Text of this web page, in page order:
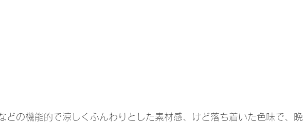
どの機能的で涼しくふんわりとした素材感、けど落ち着いた色味で、晩